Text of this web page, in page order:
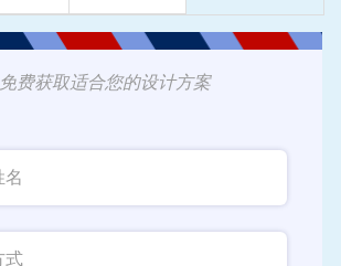
免费获取适合您的设计方案